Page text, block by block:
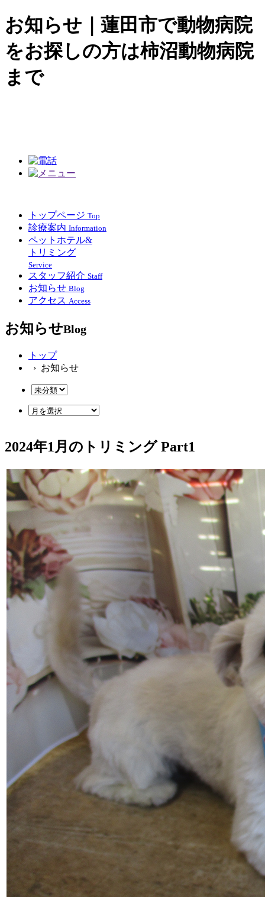
お知らせ｜蓮田市で動物病院
をお探しの方は柿沼動物病院
まで
トップページ Top
診療案内 Information
ペットホテル&
トリミング
Service
スタッフ紹介 Staff
お知らせ Blog
アクセス Access
お知らせBlog
トップ
› お知らせ
2024年1月のトリミング Part1